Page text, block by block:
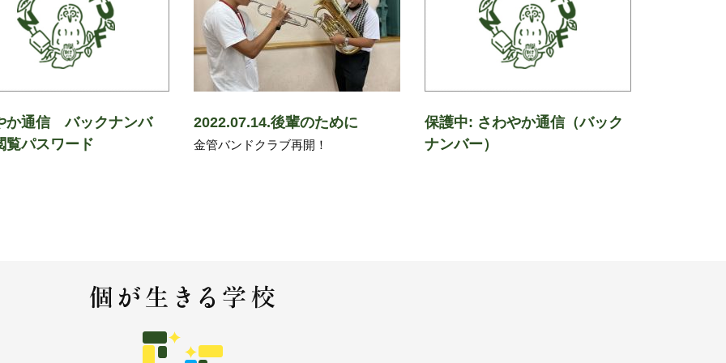
か通信 バックナンバ
パスワード
2022.07.14.後輩のために
金管バンドクラブ再開！
保護中: さわやか通信（バック
ナンバー）